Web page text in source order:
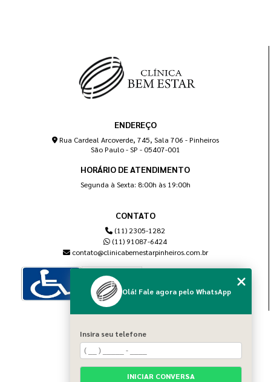
ENDEREÇO
Rua Cardeal Arcoverde, 745, Sala 706 - Pinheiros
São Paulo - SP - 05407-001
HORÁRIO DE ATENDIMENTO
Segunda à Sexta: 8:00h às 19:00h
CONTATO
(11) 2305-1282
(11) 91087-6424
contato@clinicabemestarpinheiros.com.br
Home
Sobre nós
Blog
Serviços
Olá! Fale agora pelo WhatsApp
Insira seu telefone
INICIAR CONVERSA